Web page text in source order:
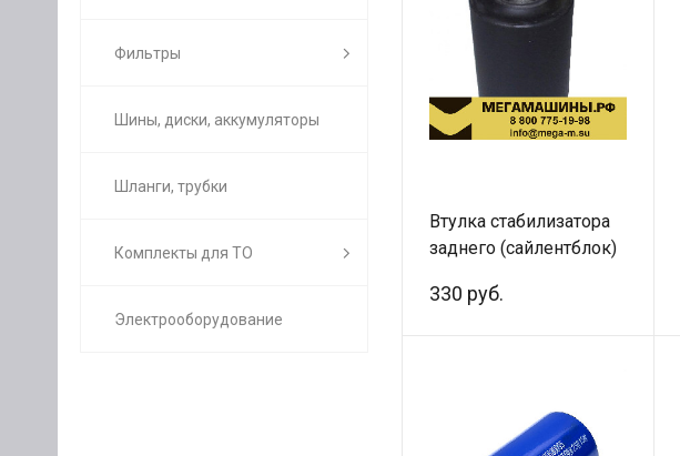
Фильтры
Шины, диски, аккумуляторы
Шланги, трубки
Комплекты для ТО
Электрооборудование
Втулка стабилизатора
заднего (сайлентблок)
330 руб.